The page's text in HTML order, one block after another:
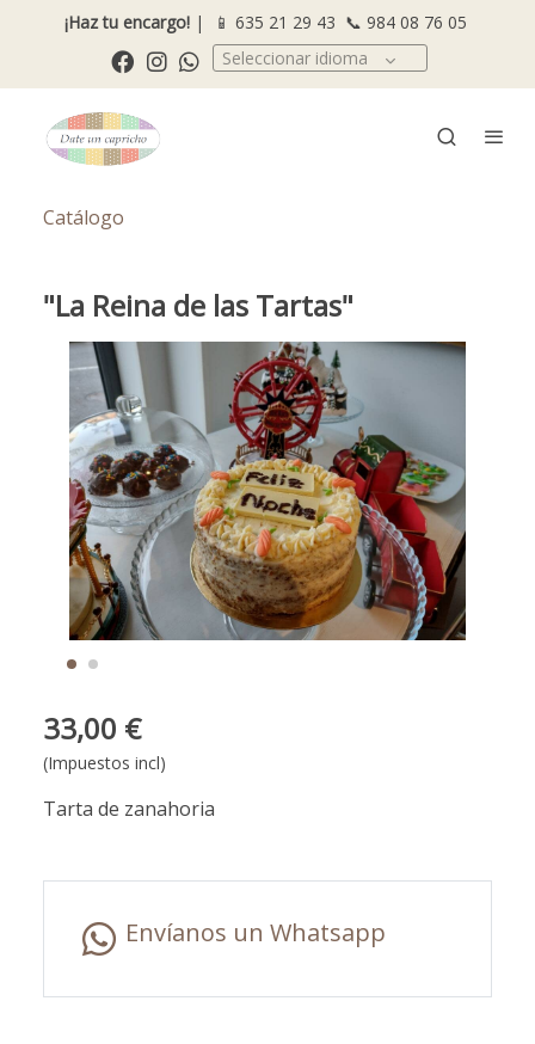
¡Haz tu encargo!| 📱 635 21 29 43 📞 984 08 76 05
Seleccionar idioma
Catálogo
"La Reina de las Tartas"
33,00 €
(Impuestos incl)
Tarta de zanahoria
Envíanos un Whatsapp